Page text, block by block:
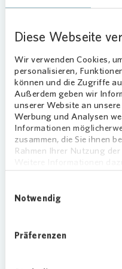
Diese Webseite
Wir verwenden Cookies,
personalisieren,
können und die Zugriffe
Außerdem geben wir
unserer Website an
Werbung und Analysen
Informationen
zusammen, die Sie ihnen
Rahmen Ihrer Nutzung
Notwendig
Präferenzen
othermo ist ein
sich auf die
spezialisiert hat, um
CO2-Einsparungen
seiner Software und
othermo eine
ermöglicht,
und Wärmepumpen
sichere
othermo bietet ein
Echtzeitdaten auf